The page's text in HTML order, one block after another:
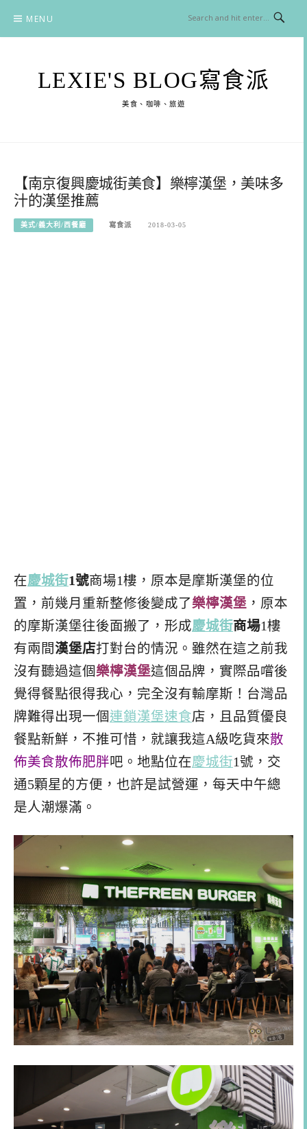
content
MENU
LEXIE'S BLOG寫食派
美食、咖啡、旅遊
【南京復興慶城街美食】樂檸漢堡，美味多
汁的漢堡推薦
美式/義大利/西餐廳 寫食派 2018-03-05
在慶城街1號商場1樓，原本是摩斯漢堡的位
置，前幾月重新整修後變成了樂檸漢堡 ，原本
的摩斯漢堡往後面搬了，形成慶城街商場1樓
有兩間漢堡店打對台的情況。雖然在這之前我
沒有聽過這個樂檸漢堡這個品牌，實際品嚐後
覺得餐點很得我心，完全沒有輸摩斯！台灣品
牌難得出現一個連鎖漢堡速食店，且品質優良
餐點新鮮，不推可惜，就讓我這A級吃貨來散
佈美食散佈肥胖吧。地點位在慶城街1號，交
通5顆星的方便，也許是試營運，每天中午總
是人潮爆滿。